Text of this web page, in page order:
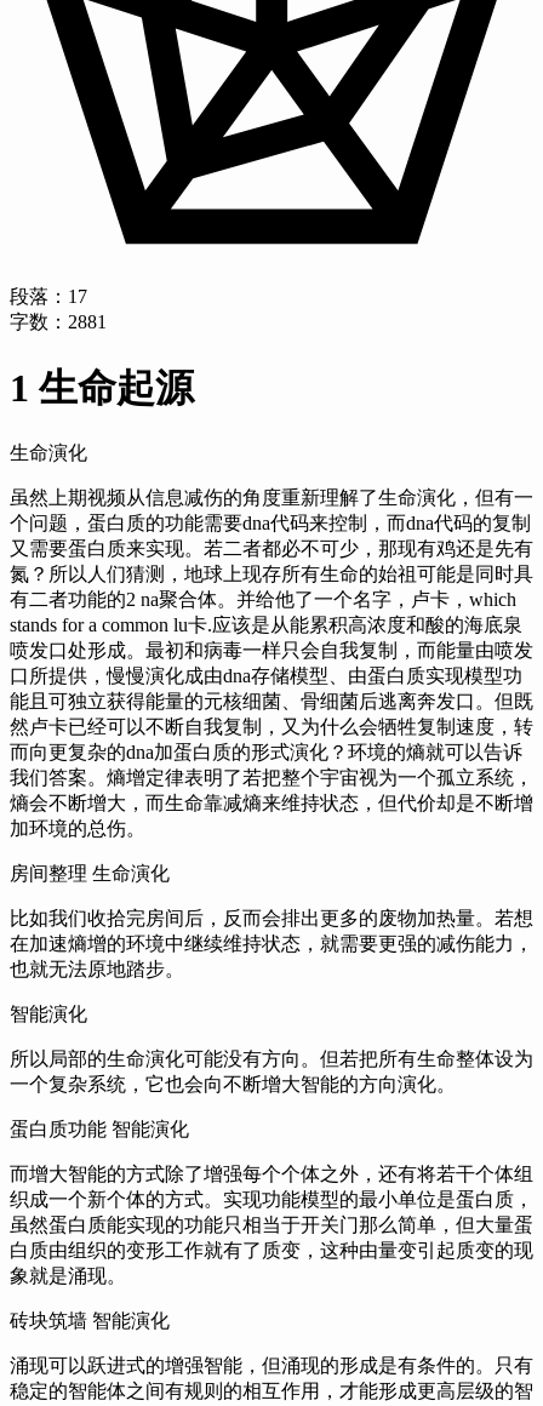
段落： 17
字数： 2881
1 生命起源
生命演化
虽然上期视频从信息减伤的角度重新理解了生命演化， 但有一
个问题， 蛋白质的功能需要dna代码来控制， 而dna代码的复制
又需要蛋白质来实现。 若二者都必不可少， 那现有鸡还是先有
氮？ 所以人们猜测， 地球上现存所有生命的始祖可能是同时具
有二者功能的2 na聚合体。 并给他了一个名字， 卢卡， which
stands for a common lu卡.应该是从能累积高浓度和酸的海底泉
喷发口处形成。 最初和病毒一样只会自我复制， 而能量由喷发
口所提供，慢慢演化成由dna存储模型、由蛋白质实现模型功
能且可独立获得能量的元核细菌、骨细菌后逃离奔发口。 但既
然卢卡已经可以不断自我复制， 又为什么会牺牲复制速度， 转
而向更复杂的dna加蛋白质的形式演化？ 环境的熵就可以告诉
我们答案。 熵增定律表明了若把整个宇宙视为一个孤立系统，
熵会不断增大， 而生命靠减熵来维持状态， 但代价却是不断增
加环境的总伤。
房间整理 生命演化
比如我们收拾完房间后， 反而会排出更多的废物加热量。 若想
在加速熵增的环境中继续维持状态， 就需要更强的减伤能力，
也就无法原地踏步。
智能演化
所以局部的生命演化可能没有方向。 但若把所有生命整体设为
一个复杂系统， 它也会向不断增大智能的方向演化。
蛋白质功能 智能演化
而增大智能的方式除了增强每个个体之外， 还有将若干个体组
织成一个新个体的方式。 实现功能模型的最小单位是蛋白质，
虽然蛋白质能实现的功能只相当于开关门那么简单， 但大量蛋
白质由组织的变形工作就有了质变， 这种由量变引起质变的现
象就是涌现。
砖块筑墙 智能演化
涌现可以跃进式的增强智能， 但涌现的形成是有条件的。
只有
稳定的智能体之间有规则的相互作用， 才能形成更高层级的智